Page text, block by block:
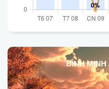
BÌNH MINH